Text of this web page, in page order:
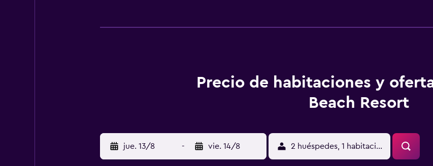
Precio de habitaciones y
Beach Resort
jue. 13/8 - vie. 14/8 2 huéspedes, 1 habitación